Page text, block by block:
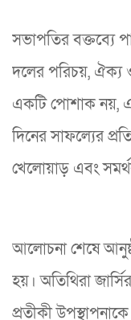
সভাপতির বক্তব্যে
দলের পরিচয়, ঐক্য
একটি পোশাক নয়,
দিনের সাফল্যের
খেলোয়াড় এবং
আলোচনা শেষে
হয়। অতিথিরা
প্রতীকী